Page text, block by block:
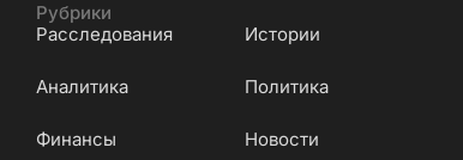
Рубрики
Расследования
Истории
Аналитика Политика
Финансы Новости